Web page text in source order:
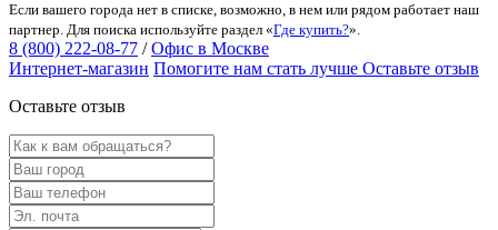
Если вашего города нет в списке, возможно, в нем или рядом работает наш
партнер. Для поиска используйте раздел «Где купить?».
8 (800) 222-08-77 / Офис в Москве
Интернет-магазин Помогите нам стать лучше Оставьте отзыв
Оставьте отзыв